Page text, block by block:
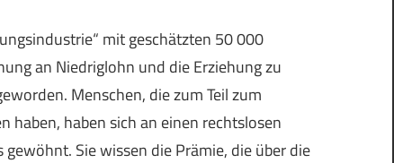
mit geschätzten 50 000
an Niedriglohn und die Erziehung zu
Menschen, die zum Teil zum
haben, haben sich an einen rechtslosen
Sie wissen die Prämie, die über die